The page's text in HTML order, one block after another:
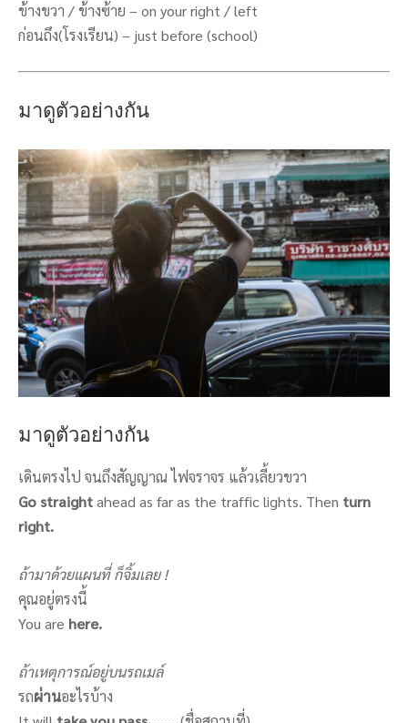
ข้างขวา / ข้างซ้าย – on your right / left
ก่อนถึง(โรงเรียน) – just before (school)
มาดูตัวอย่างกัน
มาดูตัวอย่างกัน
เดินตรงไป จนถึงสัญญาณ ไฟจราจร แล้วเลี้ยวขวา
Go straightahead as far as the traffic lights. Then turn
right.
ถ้ามาด้วยแผนที่ ก็จิ้มเลย !
คุณอยู่ตรงนี้
You are here.
ถ้าเหตุการณ์อยู่บนรถเมล์
รถผ่านอะไรบ้าง